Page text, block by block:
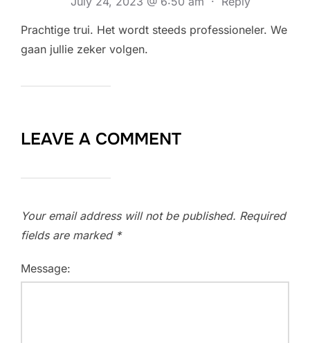
Prachtige trui. Het wordt steeds professioneler. We
gaan jullie zeker volgen.
LEAVE A COMMENT
Your email address will not be published. Required
fields are marked *
Message: